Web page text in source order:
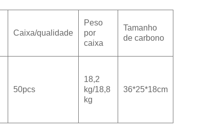
Caixa/qualidade
Peso
por
caixa
Tamanho
de carbono
50pcs
18,2
kg/18,8
kg
36*25*18cm